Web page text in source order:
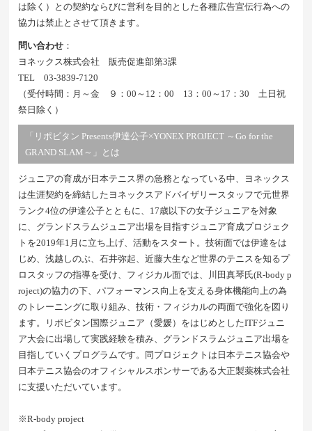
は除く）との契約ならびに営利を目的とした各種広告宣伝行為への
協力は禁止とさせて頂きます。
問い合わせ ：
ヨネックス株式会社 販売促進部第3課
TEL 03-3839-7120
（受付時間：月～金 ９：00～12：00 13：00～17：30 土日祝
祭日除く）
「リポビタン Presents伊達公子×YONEX PROJECT ～Go for the
GRAND SLAM～」とは
ジュニアの育成が日本テニス界の急務となっている中、ヨネックス
は生涯契約を締結したヨネックスアドバイザリースタッフで元世界
ランク4位の伊達公子とともに、17歳以下の女子ジュニアを対象
に、グランドスラムジュニア出場を目指すジュニア育成プロジェク
トを2019年1月に立ち上げ、活動をスタート。技術面では伊達をは
じめ、浅越しのぶ、石井弥起、近藤大生など世界のテニスを知るプ
ロスタッフの指導を受け、フィジカル面では、川田真琴氏(R-body p
roject)の協力の下、パフォーマンス向上を支える身体機能向上の為
のトレーニングに取り組み、技術・フィジカルの両面で強化を図り
ます。リポビタン国際ジュニア（愛媛）をはじめとしたITFジュニ
ア大会に出場して実践経験を積み、グランドスラムジュニア出場を
目指していくプログラムです。同プロジェクトは日本テニス協会や
日本テニス協会のオフィシャルスポンサーである大正製薬株式会社
に支援いただいています。
※R-body project